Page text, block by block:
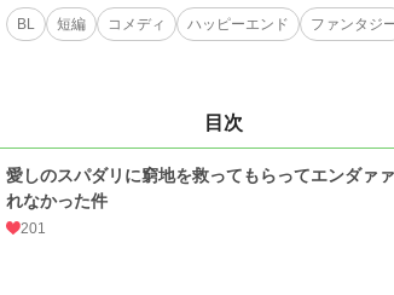
BL 短編 コメディ ハッピーエンド ファンタジ
目次
愛しのスパダリに窮地を救ってもらってエンダァ
れなかった件
201